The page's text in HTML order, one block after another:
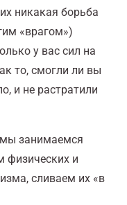
никакая борьба
«врагом»)
у вас сил на
то, смогли ли вы
и не растратили
занимаемся
физических и
сливаем их «в